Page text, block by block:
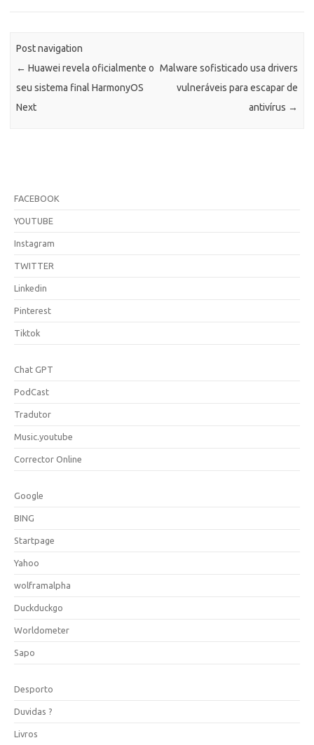
Post navigation
← Huawei revela oficialmente o
seu sistema final HarmonyOS
Next
Malware sofisticado usa drivers
vulneráveis para escapar de
antivírus →
FACEBOOK
YOUTUBE
Instagram
TWITTER
Linkedin
Pinterest
Tiktok
Chat GPT
PodCast
Tradutor
Music.youtube
Corrector Online
Google
BING
Startpage
Yahoo
wolframalpha
Duckduckgo
Worldometer
Sapo
Desporto
Duvidas ?
Livros